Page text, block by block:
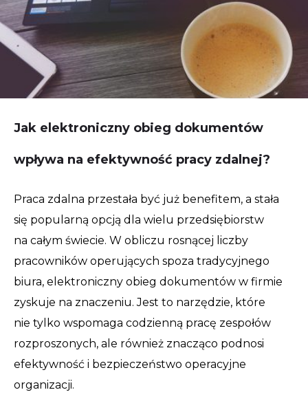
Jak elektroniczny obieg dokumentów
wpływa na efektywność pracy zdalnej?
Praca zdalna przestała być już benefitem, a stała
się popularną opcją dla wielu przedsiębiorstw
na całym świecie. W obliczu rosnącej liczby
pracowników operujących spoza tradycyjnego
biura, elektroniczny obieg dokumentów w firmie
zyskuje na znaczeniu. Jest to narzędzie, które
nie tylko wspomaga codzienną pracę zespołów
rozproszonych, ale również znacząco podnosi
efektywność i bezpieczeństwo operacyjne
organizacji.